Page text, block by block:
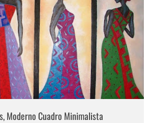
Moderno Cuadro Minimalista